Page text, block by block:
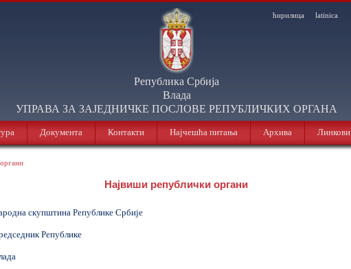
ћирилица latinica
Република Србија
Влада
УПРАВА ЗА ЗАЈЕДНИЧКЕ ПОСЛОВЕ РЕПУБЛИЧКИХ ОРГАНА
Документа Контакти Најчешћа питања Архива Линкови
Највиши републички органи
скупштина Републике Србије
Републике